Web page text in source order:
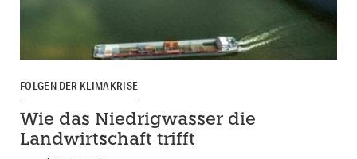
FOLGEN DER KLIMAKRISE
Wie das Niedrigwasser die
Landwirtschaft trifft